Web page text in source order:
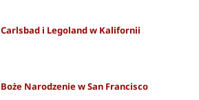
Carlsbad i Legoland w Kalifornii
Boże Narodzenie w San Francisco